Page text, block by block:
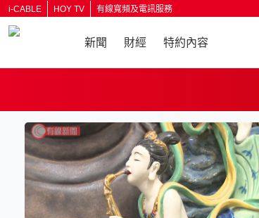
i-CABLE HOY TV 有線寬頻及電訊服務
新聞 財經 特約內容